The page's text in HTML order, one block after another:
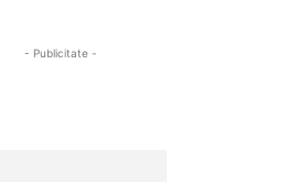
- Publicitate -